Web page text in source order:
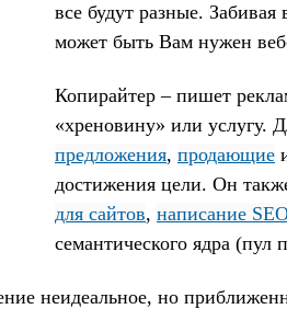
все будут разные.
может быть Вам нужен
Копирайтер – пишет
«хреновину» или услугу.
предложения, продающие
достижения цели. Он
для сайтов, написание
семантического ядра (пул
неидеальное, но